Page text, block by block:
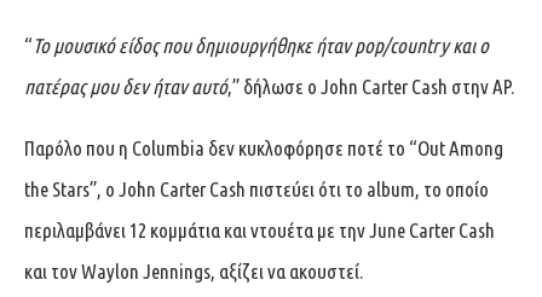
“ Το μουσικό είδος που δημιουργήθηκε ήτανpop/countryκαι ο
πατέρας μου δεν ήταν αυτό,” δήλωσε ο John Carter Cash στην AP.
Παρόλο που η Columbia δεν κυκλοφόρησε ποτέ το “Out Among
the Stars”, ο John Carter Cash πιστεύει ότι το album, το οποίο
περιλαμβάνει 12 κομμάτια και ντουέτα με την June Carter Cash
και τον Waylon Jennings, αξίζει να ακουστεί.